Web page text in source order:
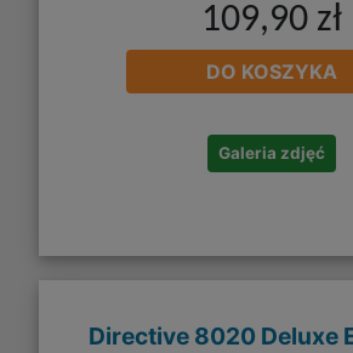
109,90 zł
DO KOSZYKA
Galeria zdjęć
Directive 8020 Deluxe